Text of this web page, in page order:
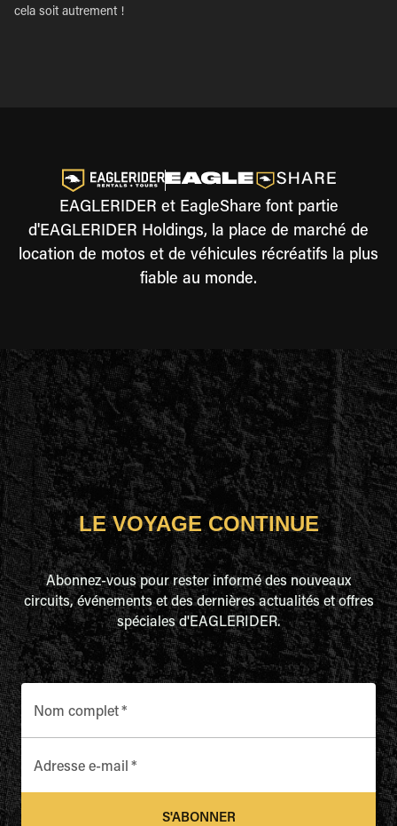
cela soit autrement !
EAGLERIDER et EagleShare font partie
d'EAGLERIDER Holdings, la place de marché de
location de motos et de véhicules récréatifs la plus
fiable au monde.
LE VOYAGE CONTINUE
Abonnez-vous pour rester informé des nouveaux
circuits, événements et des dernières actualités et offres
spéciales d'EAGLERIDER.
Nom complet*
Adresse e-mail *
S'ABONNER